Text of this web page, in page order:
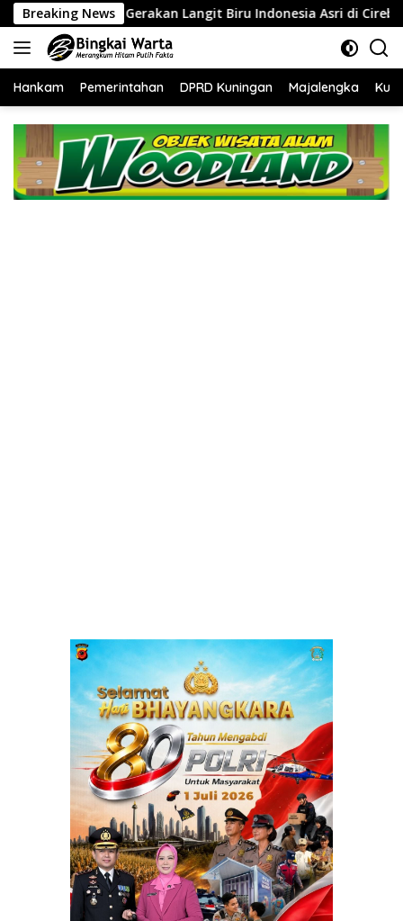
Langsung
ke
konten
Breaking News
Langit Biru Indonesia Asri di Cirebon ‎Tingkatkan
Hankam Pemerintahan DPRD Kuningan Majalengka